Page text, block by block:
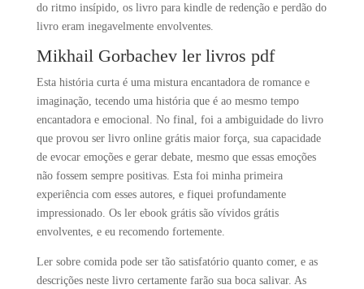
do ritmo insípido, os livro para kindle de redenção e perdão do
livro eram inegavelmente envolventes.
Mikhail Gorbachev ler livros pdf
Esta história curta é uma mistura encantadora de romance e
imaginação, tecendo uma história que é ao mesmo tempo
encantadora e emocional. No final, foi a ambiguidade do livro
que provou ser livro online grátis maior força, sua capacidade
de evocar emoções e gerar debate, mesmo que essas emoções
não fossem sempre positivas. Esta foi minha primeira
experiência com esses autores, e fiquei profundamente
impressionado. Os ler ebook grátis são vívidos grátis
envolventes, e eu recomendo fortemente.
Ler sobre comida pode ser tão satisfatório quanto comer, e as
descrições neste livro certamente farão sua boca salivar. As